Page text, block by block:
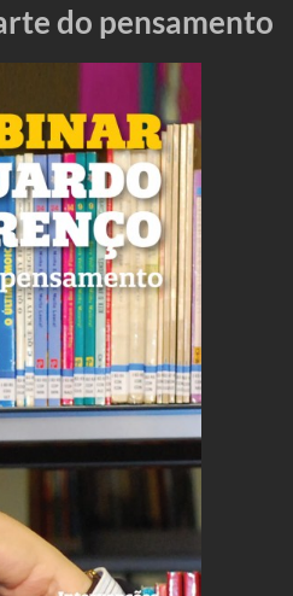
do pensamento